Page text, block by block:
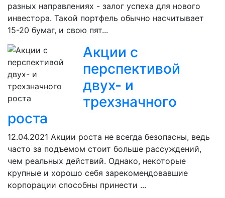
разных направлениях - залог успеха для нового
инвестора. Такой портфель обычно насчитывает
15-20 бумаг, и свою пят...
Акции с
перспективой
двух- и
трехзначного
роста
12.04.2021 Акции роста не всегда безопасны, ведь
часто за подъемом стоит больше рассуждений,
чем реальных действий. Однако, некоторые
крупные и хорошо себя зарекомендовавшие
корпорации способны принести ...